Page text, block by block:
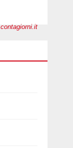
contagiorni.it